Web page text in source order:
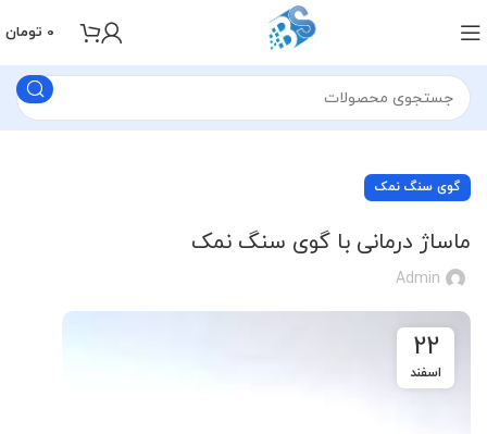
0 تومان
گوی سنگ نمک
ماساژ درمانی با گوی سنگ نمک
Admin
22
اسفند